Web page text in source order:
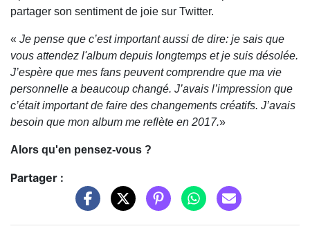
partager son sentiment de joie sur Twitter.
« Je pense que c’est important aussi de dire: je sais que
vous attendez l'album depuis longtemps et je suis désolée.
J’espère que mes fans peuvent comprendre que ma vie
personnelle a beaucoup changé. J’avais l’impression que
c’était important de faire des changements créatifs. J’avais
besoin que mon album me reflète en 2017.»
Alors qu'en pensez-vous ?
Partager :